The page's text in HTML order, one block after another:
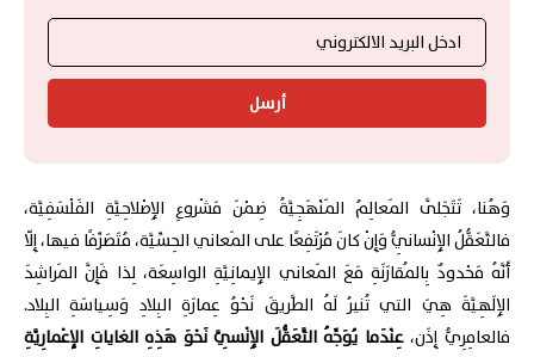
أرسل
وَهُنا، تَتَجَلَّى المَعالِمُ المَنْهَجِيَّةُ ضِمْنَ مَشْروعِ الإِصْلاحِيَّةِ الفَلْسَفِيَّة،
فالتَّعَقُّلُ الإِنْسانِيُّ وَإِنْ كانَ مُرْتَفِعًا على المَعاني الحِسِّيَّة، مُتَصَرِّفًا فيها، إِلّا
أَنَّهُ مَحْدودٌ بِالمُقارَنَةِ مَعَ المَعاني الإِيمانِيَّةِ الواسِعَة، لِذا فَإِنَّ المَراشِدَ
الإِلَهِيَّةَ هِيَ التي تُنيرُ لَهُ الطَّريقَ نَحْوُ عِمارَةِ البِلادِ وَسِياسَةِ البِلاد.
فالعامِرِيُّ إِذَن،عِنْدَما يُوَجِّهُ التَّعَقُّلَ الإِنْسِيَّ نَحْوَ هَذِهِ الغاياتِ الإِعْمارِيَّةِ